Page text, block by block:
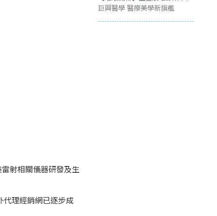
射相關儀器研發及生
代理經銷網已逐步成
巨興醫學 醫療美學新旗艦